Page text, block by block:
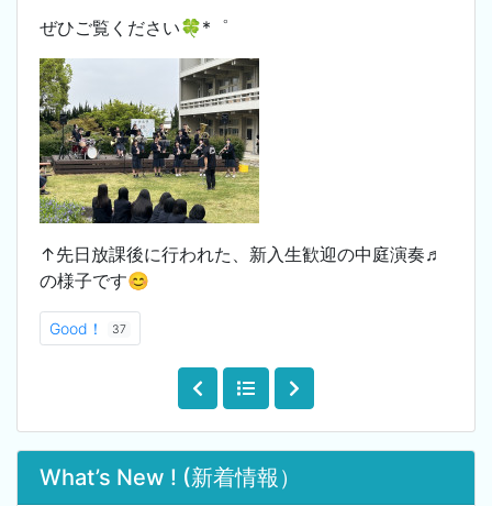
ぜひご覧ください🍀*゜
↑先日放課後に行われた、新入生歓迎の中庭演奏♬
の様子です😊
Good！ 37
What’s New ! (新着情報）